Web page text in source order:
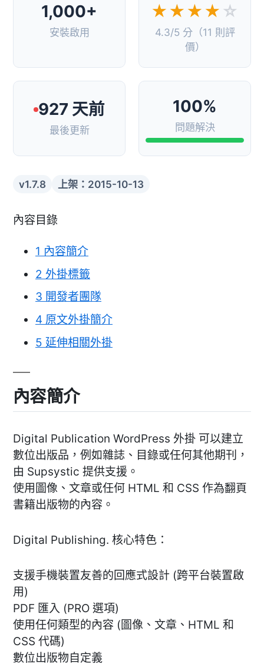
1,000+
安裝啟用
★★★★ ☆
4.3/5 分（11 則評
價）
927 天前
最後更新
100%
問題解決
v1.7.8 上架：2015-10-13
內容目錄
1 內容簡介
2 外掛標籤
3 開發者團隊
4 原文外掛簡介
5 延伸相關外掛
內容簡介
Digital Publication WordPress 外掛 可以建立
數位出版品，例如雜誌、目錄或任何其他期刊，
由 Supsystic 提供支援。
使用圖像、文章或任何 HTML 和 CSS 作為翻頁
書籍出版物的內容。
Digital Publishing. 核心特色：
支援手機裝置友善的回應式設計 (跨平台裝置啟
用)
PDF 匯入 (PRO 選項)
使用任何類型的內容 (圖像、文章、HTML 和
CSS 代碼)
數位出版物自定義